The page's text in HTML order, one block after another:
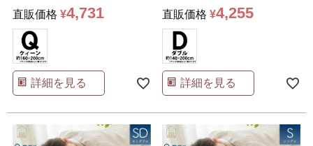
直販価格 ¥4,731
詳細を見る
直販価格 ¥4,255
詳細を見る